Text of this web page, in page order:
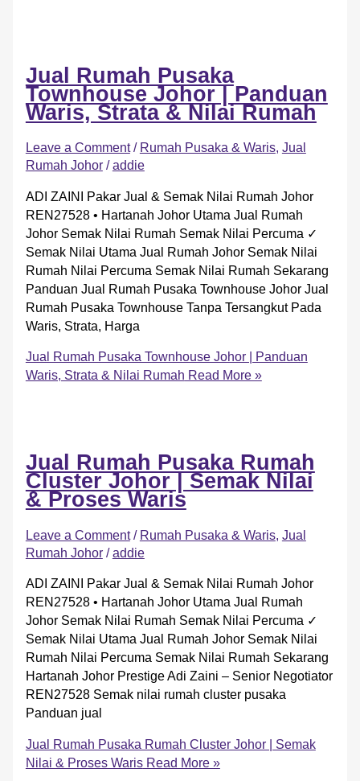
Jual Rumah Pusaka
Townhouse Johor | Panduan
Waris, Strata & Nilai Rumah
Leave a Comment / Rumah Pusaka & Waris, Jual
Rumah Johor/ addie
ADI ZAINI Pakar Jual & Semak Nilai Rumah Johor
REN27528 • Hartanah Johor Utama Jual Rumah
Johor Semak Nilai Rumah Semak Nilai Percuma ✓
Semak Nilai Utama Jual Rumah Johor Semak Nilai
Rumah Nilai Percuma Semak Nilai Rumah Sekarang
Panduan Jual Rumah Pusaka Townhouse Johor Jual
Rumah Pusaka Townhouse Tanpa Tersangkut Pada
Waris, Strata, Harga
Jual Rumah Pusaka Townhouse Johor | Panduan
Waris, Strata & Nilai Rumah Read More »
Jual Rumah Pusaka Rumah
Cluster Johor | Semak Nilai
& Proses Waris
Leave a Comment / Rumah Pusaka & Waris, Jual
Rumah Johor/addie
ADI ZAINI Pakar Jual & Semak Nilai Rumah Johor
REN27528 • Hartanah Johor Utama Jual Rumah
Johor Semak Nilai Rumah Semak Nilai Percuma ✓
Semak Nilai Utama Jual Rumah Johor Semak Nilai
Rumah Nilai Percuma Semak Nilai Rumah Sekarang
Hartanah Johor Prestige Adi Zaini – Senior Negotiator
REN27528 Semak nilai rumah cluster pusaka
Panduan jual
Jual Rumah Pusaka Rumah Cluster Johor | Semak
Nilai & Proses WarisRead More »